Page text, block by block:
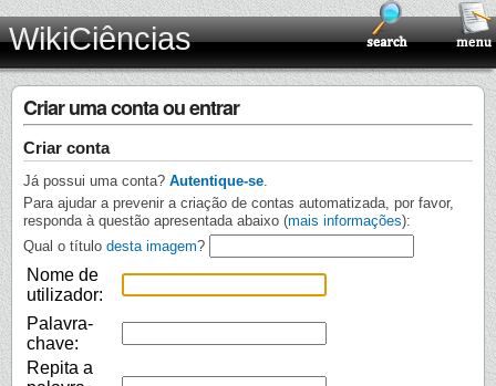
WikiCiências
Criar uma conta ou entrar
Criar conta
Já possui uma conta? Autentique-se
Para ajudar a prevenir a criação de contas automatizada, por favor,
responda à questão apresentada abaixo (mais informações):
Qual o título desta imagem?
Nome de
utilizador:
Palavra-
chave:
Repita a